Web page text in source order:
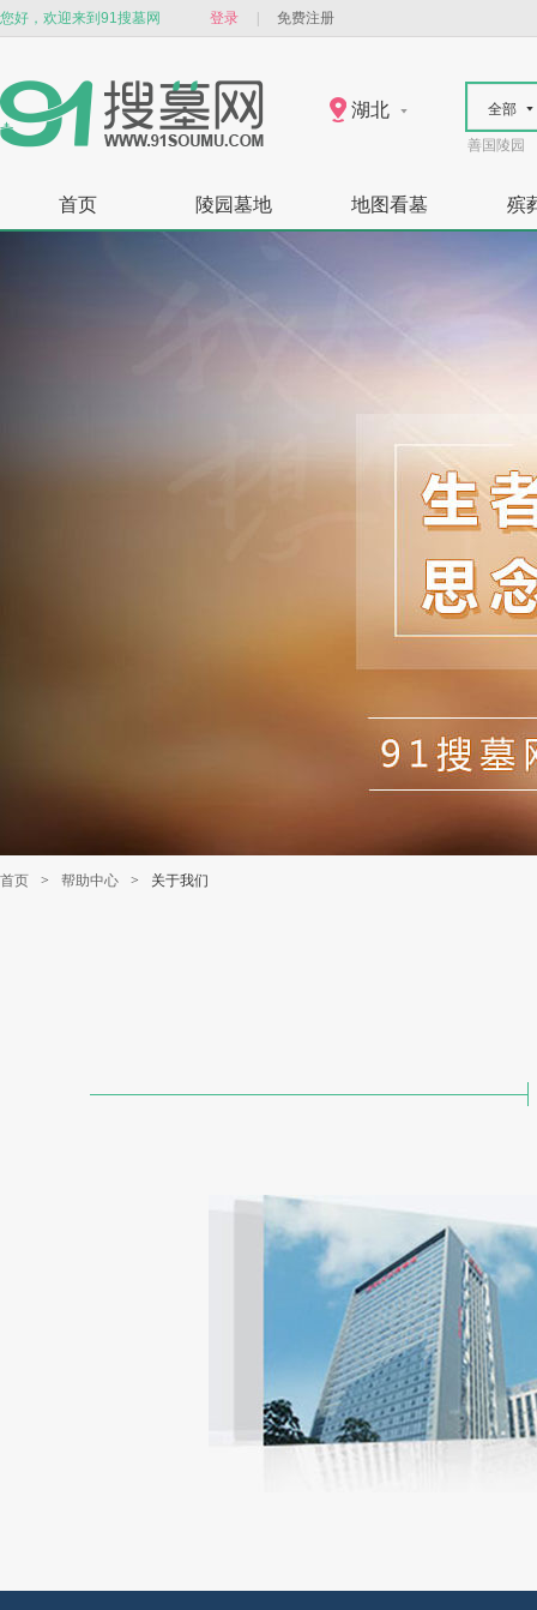
您好，欢迎来到91搜墓网 登录 免费注册
湖北 全部
善国陵园
首页 陵园墓地 地图看墓 殡
首页 > 帮助中心 > 关于我们